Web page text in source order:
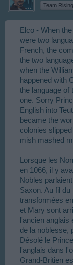
Team
Elco - When
were two
French, the
the two
when the
happened with
the language of
one. Sorry
English into
became the
colonies
mish mashed
Lorsque les
en 1066, il y
Nobles
Saxon. Au fil
transformées
et Mary sont
l'ancien
de la noblesse,
Désolé le
l'anglais dans
Grand-Britien